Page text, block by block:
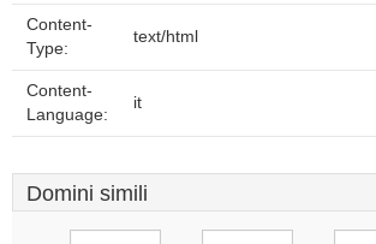
Content-
Type:
text/html
Content-
Language:
it
Domini simili